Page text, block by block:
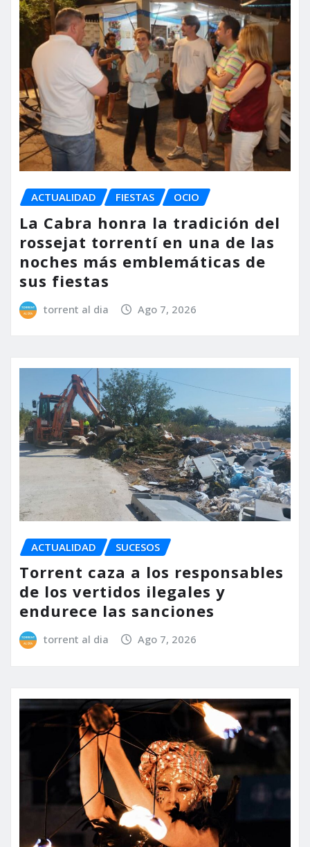
ACTUALIDAD FIESTAS OCIO
La Cabra honra la tradición del
rossejat torrentí en una de las
noches más emblemáticas de
sus fiestas
torrent al dia Ago 7, 2026
ACTUALIDAD SUCESOS
Torrent caza a los responsables
de los vertidos ilegales y
endurece las sanciones
torrent al dia Ago 7, 2026